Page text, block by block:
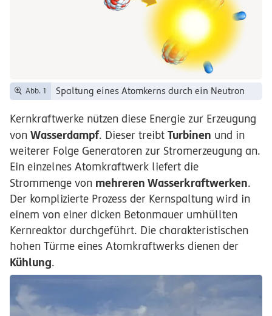
Abb. 1 Spaltung eines Atomkerns durch ein Neutron
Kernkraftwerke nützen diese Energie zur Erzeugung
von Wasserdampf. Dieser treibt Turbinen und in
weiterer Folge Generatoren zur Stromerzeugung an.
Ein einzelnes Atomkraftwerk liefert die
Strommenge von mehreren Wasserkraftwerken.
Der komplizierte Prozess der Kernspaltung wird in
einem von einer dicken Betonmauer umhüllten
Kernreaktor durchgeführt. Die charakteristischen
hohen Türme eines Atomkraftwerks dienen der
Kühlung.